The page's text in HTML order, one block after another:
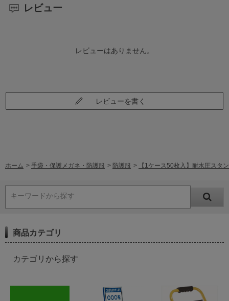
レビュー
レビューはありません。
レビューを書く
ホーム > 手袋・保護メガネ・防護服 > 防護服 > 【1ケース50枚入】耐水圧スタ
キーワードから探す
商品カテゴリ
カテゴリから探す